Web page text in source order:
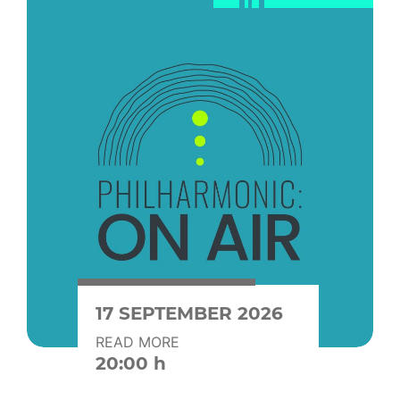
17 SEPTEMBER 2026
READ MORE
20:00 h